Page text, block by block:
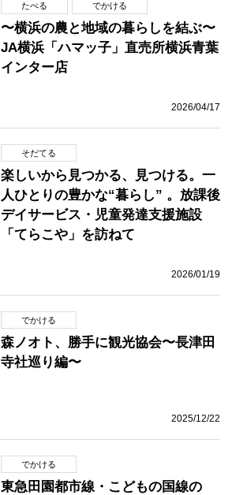
たべる でかける
〜横浜の農と地域の暮らしを結ぶ〜
JA横浜「ハマッ子」直売所横浜青葉
インター店
2026/04/17
そだてる
楽しいから見つかる、見つける。一
人ひとりの豊かな“暮らし” 。放課後
デイサービス・児童発達支援施設
「てらこや」を訪ねて
2026/01/19
でかける
森ノオト、勝手に観光協会〜長津田
寺社巡り編〜
2025/12/22
でかける
東急田園都市線・こどもの国線の